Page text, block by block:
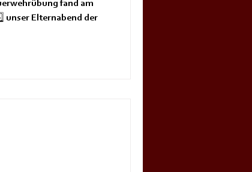
fand am
unser Elternabend der